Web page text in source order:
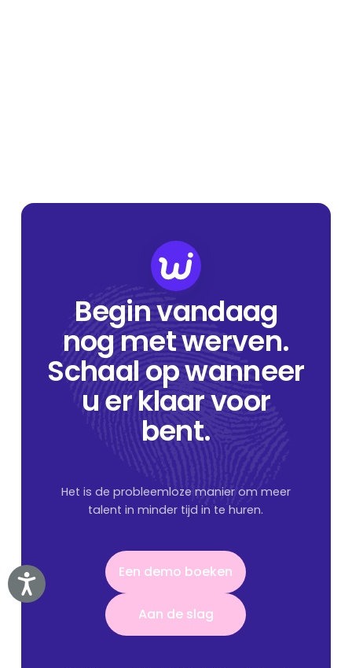
Accessibility
Begin vandaag
nog met werven.
Schaal op wanneer
u er klaar voor
bent.
Het is de probleemloze manier om meer
talent in minder tijd in te huren.
Een demo boeken
Een demo boeken
Aan de slag
Aan de slag